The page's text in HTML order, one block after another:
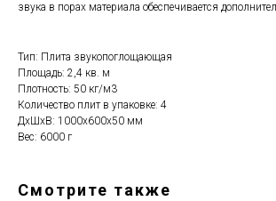
звука в порах материала обеспечивается
Тип: Плита звукопоглощающая
Площадь: 2,4 кв. м
Плотность: 50 кг/м3
Количество плит в упаковке: 4
ДxШxВ: 1000x600x50 мм
Вес: 6000 г
Смотрите также